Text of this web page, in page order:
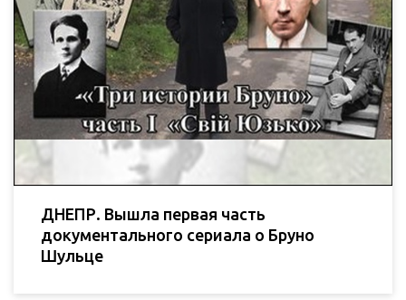
ДНЕПР. Вышла первая часть
документального сериала о Бруно
Шульце